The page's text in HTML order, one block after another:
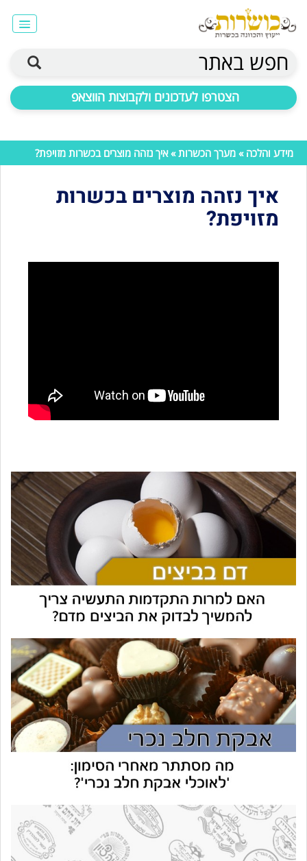
חפש באתר
הצטרפו לעדכונים ולקבוצות הווצאפ
מידע והלכה » מערך הכשרות» איך נזהה מוצרים בכשרות מזויפת?
איך נזהה מוצרים בכשרות
מזויפת?